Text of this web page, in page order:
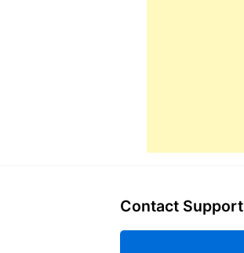
Contact Support